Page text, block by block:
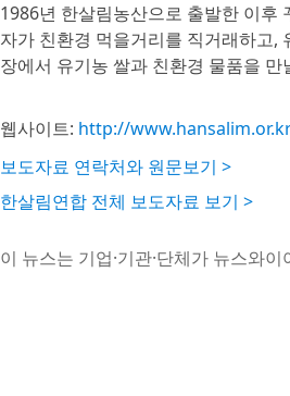
1986년 한살림농산으로 출발한 이후
자가 친환경 먹을거리를 직거래하고,
장에서 유기농 쌀과 친환경 물품을 만
웹사이트: http://
보도자료 연락처와 원문보기 >
한살림연합 전체 보도자료 보기 >
이 뉴스는 기업·기관·단체가 뉴스와